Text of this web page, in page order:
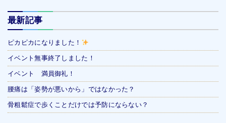
最新記事
ピカピカになりました！
イベント無事終了しました！
イベント 満員御礼！
腰痛は「姿勢が悪いから」ではなかった？
骨粗鬆症で歩くことだけでは予防にならない？